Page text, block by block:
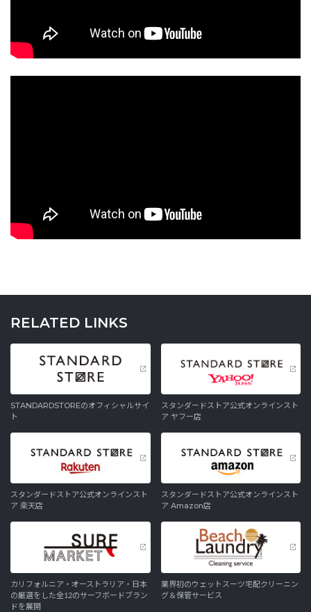
RELATED LINKS
STANDARDSTOREのオフィシャルサイ
ト
スタンダードストア公式オンラインスト
ア ヤフー店
スタンダードストア公式オンラインスト
ア 楽天店
スタンダードストア公式オンラインスト
ア Amazon店
カリフォルニア・オーストラリア・日本
の厳選をした全12のサーフボードブラン
ドを展開
業界初のウェットスーツ宅配クリーニン
グ＆保管サービス